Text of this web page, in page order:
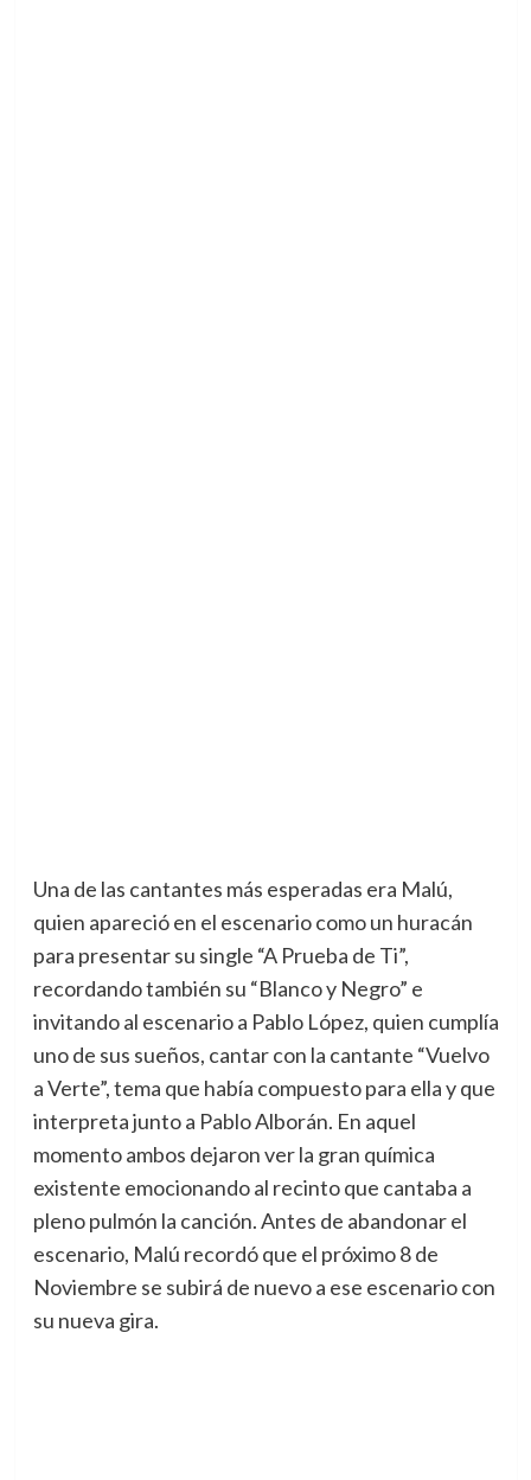
Una de las cantantes más esperadas era Malú,
quien apareció en el escenario como un huracán
para presentar su single “A Prueba de Ti”,
recordando también su “Blanco y Negro” e
invitando al escenario a Pablo López, quien cumplía
uno de sus sueños, cantar con la cantante “Vuelvo
a Verte”, tema que había compuesto para ella y que
interpreta junto a Pablo Alborán. En aquel
momento ambos dejaron ver la gran química
existente emocionando al recinto que cantaba a
pleno pulmón la canción. Antes de abandonar el
escenario, Malú recordó que el próximo 8 de
Noviembre se subirá de nuevo a ese escenario con
su nueva gira.